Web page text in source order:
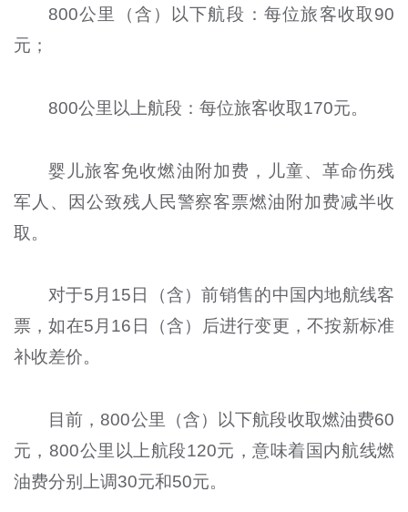
800公里（含）以下航段‌：每位旅客收取‌90
元‌；
‌800公里以上航段‌：每位旅客收取‌170元‌。
婴儿旅客免收燃油附加费，儿童、革命伤残
军人、因公致残人民警察客票燃油附加费减半收
取。
对于5月15日（含）前销售的中国内地航线客
票，如在5月16日（含）后进行变更，不按新标准
补收差价。
目前，800公里（含）以下航段收取燃油费60
元，800公里以上航段120元，意味着国内航线燃
油费分别上调30元和50元。